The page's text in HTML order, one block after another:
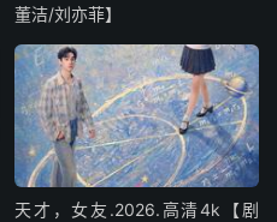
董洁/刘亦菲】
天才，女友.2026.高清4k【剧